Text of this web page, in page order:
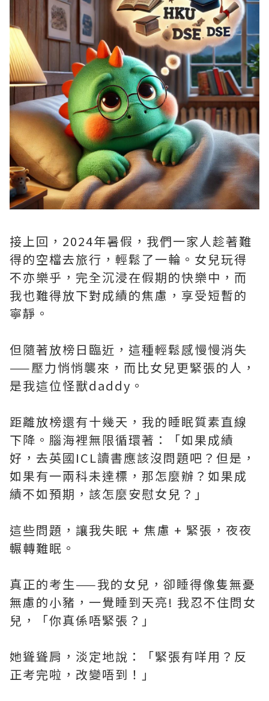
接上回，2024年暑假，我們一家人趁著難
得的空檔去旅行，輕鬆了一輪。女兒玩得
不亦樂乎，完全沉浸在假期的快樂中，而
我也難得放下對成績的焦慮，享受短暫的
寧靜。
但隨著放榜日臨近，這種輕鬆感慢慢消失
——壓力悄悄襲來，而比女兒更緊張的人，
是我這位怪獸daddy。
距離放榜還有十幾天，我的睡眠質素直線
下降。腦海裡無限循環著：「如果成績
好，去英國ICL讀書應該沒問題吧？但是，
如果有一兩科未達標，那怎麼辦？如果成
績不如預期，該怎麼安慰女兒？」
這些問題，讓我失眠 + 焦慮 + 緊張，夜夜
輾轉難眠。
真正的考生——我的女兒，卻睡得像隻無憂
無慮的小豬，一覺睡到天亮! 我忍不住問女
兒，「你真係唔緊張？」
她聳聳肩，淡定地說：「緊張有咩用？反
正考完啦，改變唔到！」